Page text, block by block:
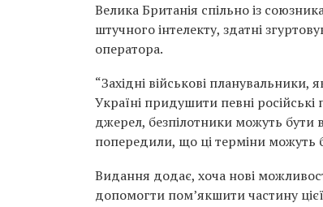
Велика Британія спільно із
штучного інтелекту, здатні
оператора.
“Західні військові
Україні придушити певні російські
джерел, безпілотники можуть бути
попередили, що ці терміни можуть
Видання додає, хоча нові
допомогти пом’якшити частину